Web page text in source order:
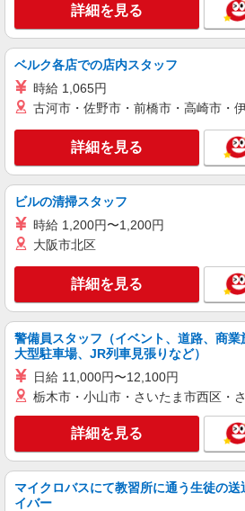
株式会社kotrio /●HR-H-2077464
タイパ最強！希望の
タッフ★＠五日市駅
時給1350円〜1937
広島市佐伯区｜五
キープ
派遣社員
株式会社kotrio /●HR-H-1880290
「支払い日に間に合
時給1450円〜
通費全支給(ガソリン代
広島市佐伯区
キープ
派遣社員
株式会社kotrio /●HR-H-1878353
＜デイサービス/五日
で仕事スタート可◎
時給1450円〜1937
通費全支給(ガソリン代
広島市佐伯区内に多
詳細を見る
ベルク各店での店内スタッフ
時給 1,065円
古河市・佐野市・前橋市・高崎市・
詳細を見る
ビルの清掃スタッフ
時給 1,200円〜1,200円
大阪市北区
詳細を見る
警備員スタッフ（イベント、道路、商業
大型駐車場、JR列車見張りなど）
日給 11,000円〜12,100円
栃木市・小山市・さいたま市西区・
詳細を見る
マイクロバスにて教習所に通う生徒の送
イバー